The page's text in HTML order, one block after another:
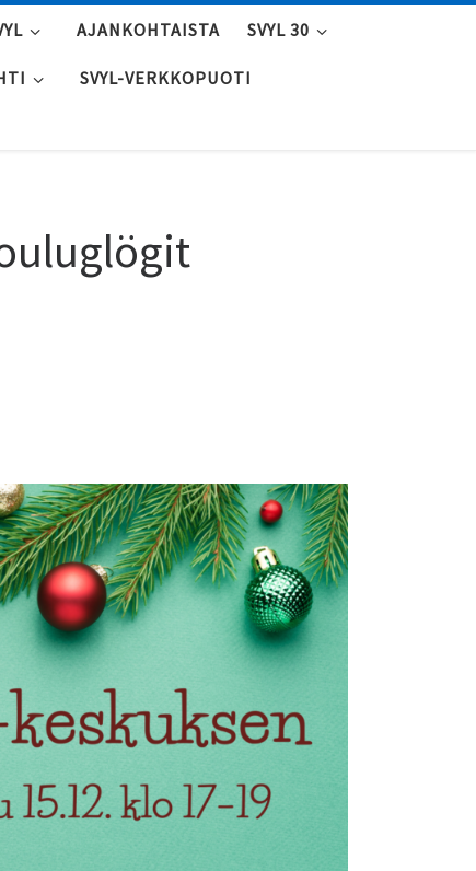
AJANKOHTAISTA SVYL 30
SVYL-VERKKOPUOTI